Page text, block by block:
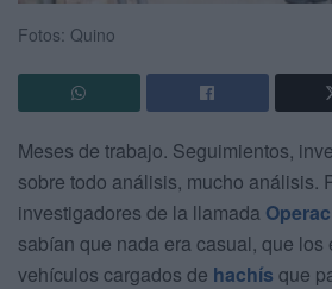
Fotos: Quino
Meses de trabajo. Seguimientos,
sobre todo análisis, mucho análisis.
investigadores de la llamada
sabían que nada era casual, que los
vehículos cargados de hachís que